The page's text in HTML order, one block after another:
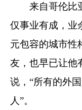
来自哥伦比亚
仅事业有成，业
元包容的城市性
友，也早已让他
说，“所有的外
人”。